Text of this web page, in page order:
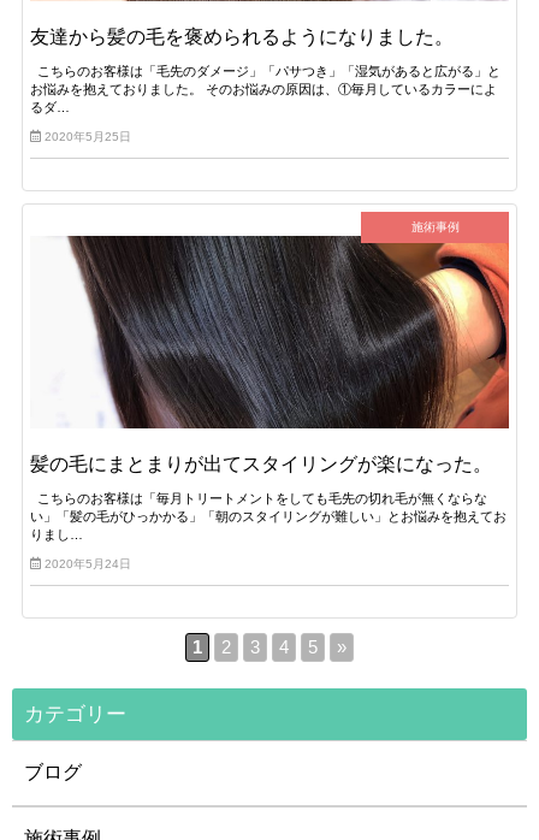
友達から髪の毛を褒められるようになりました。
こちらのお客様は「毛先のダメージ」「パサつき」「湿気があると広がる」と
お悩みを抱えておりました。 そのお悩みの原因は、①毎月しているカラーによ
るダ…
2020年5月25日
施術事例
髪の毛にまとまりが出てスタイリングが楽になった。
こちらのお客様は「毎月トリートメントをしても毛先の切れ毛が無くならな
い」「髪の毛がひっかかる」「朝のスタイリングが難しい」とお悩みを抱えてお
りまし…
2020年5月24日
1 2 3 4 5 »
カテゴリー
ブログ